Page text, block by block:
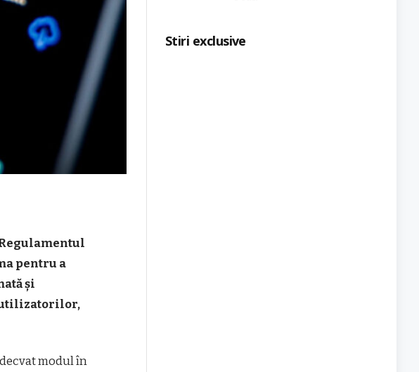
pentru a
și
utilizatorilor,
modul în
Stiri exclusive